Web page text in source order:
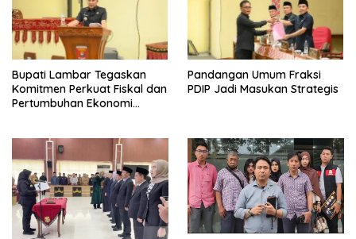
Bupati Lambar Tegaskan
Komitmen Perkuat Fiskal dan
Pertumbuhan Ekonomi
Pandangan Umum Fraksi
PDIP Jadi Masukan Strategis